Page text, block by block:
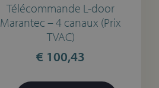
Télécommande L-door
Marantec – 4 canaux (Prix
TVAC)
€ 100,43